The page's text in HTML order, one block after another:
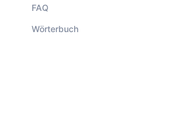
FAQ
Wörterbuch